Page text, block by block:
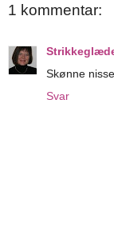
1 kommentar:
Skønne
Svar